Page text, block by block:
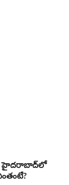
: హైదరాబాద్‌లో